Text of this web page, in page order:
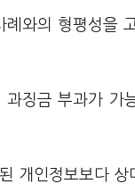
와의 형평성을
징금 부과가 가
개인정보보다 상